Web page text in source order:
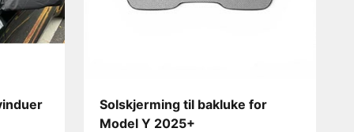
Solskjerming til bakluke for
Model Y 2025+